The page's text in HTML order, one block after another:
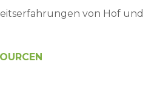
von Hof und